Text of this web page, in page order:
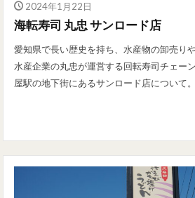
2024年1月22日
海転寿司 丸忠 サンロード店
愛知県で長い歴史を持ち、水産物の卸売り
水産企業の丸忠が運営する回転寿司チェー
屋駅の地下街にあるサンロード店について。